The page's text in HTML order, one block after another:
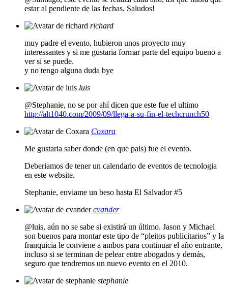
estar al pendiente de las fechas. Saludos!
richard
muy padre el evento, hubieron unos proyecto muy
interessantes y si me gustaria formar parte del equipo bueno a
ver si se puede.
y no tengo alguna duda bye
luis
@Stephanie, no se por ahí dicen que este fue el ultimo
http://alt1040.com/2009/09/llega-a-su-fin-el-techcrunch50
Coxara
Me gustaria saber donde (en que pais) fue el evento.
Deberiamos de tener un calendario de eventos de tecnologia
en este website.
Stephanie, enviame un beso hasta El Salvador #5
cvander
@luis, aún no se sabe si existirá un último. Jason y Michael
son buenos para montar este tipo de “pleitos publicitarios” y la
franquicia le conviene a ambos para continuar el año entrante,
incluso si se terminan de pelear entre abogados y demás,
seguro que tendremos un nuevo evento en el 2010.
stephanie